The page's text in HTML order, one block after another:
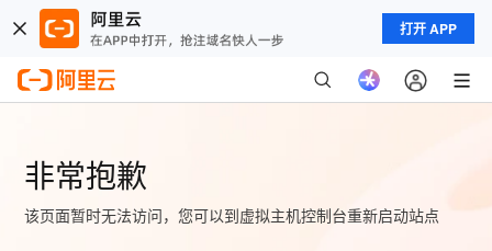
打开 APP
非常抱歉
该页面暂时无法访问，您可以到虚拟主机控制台重新启动站点